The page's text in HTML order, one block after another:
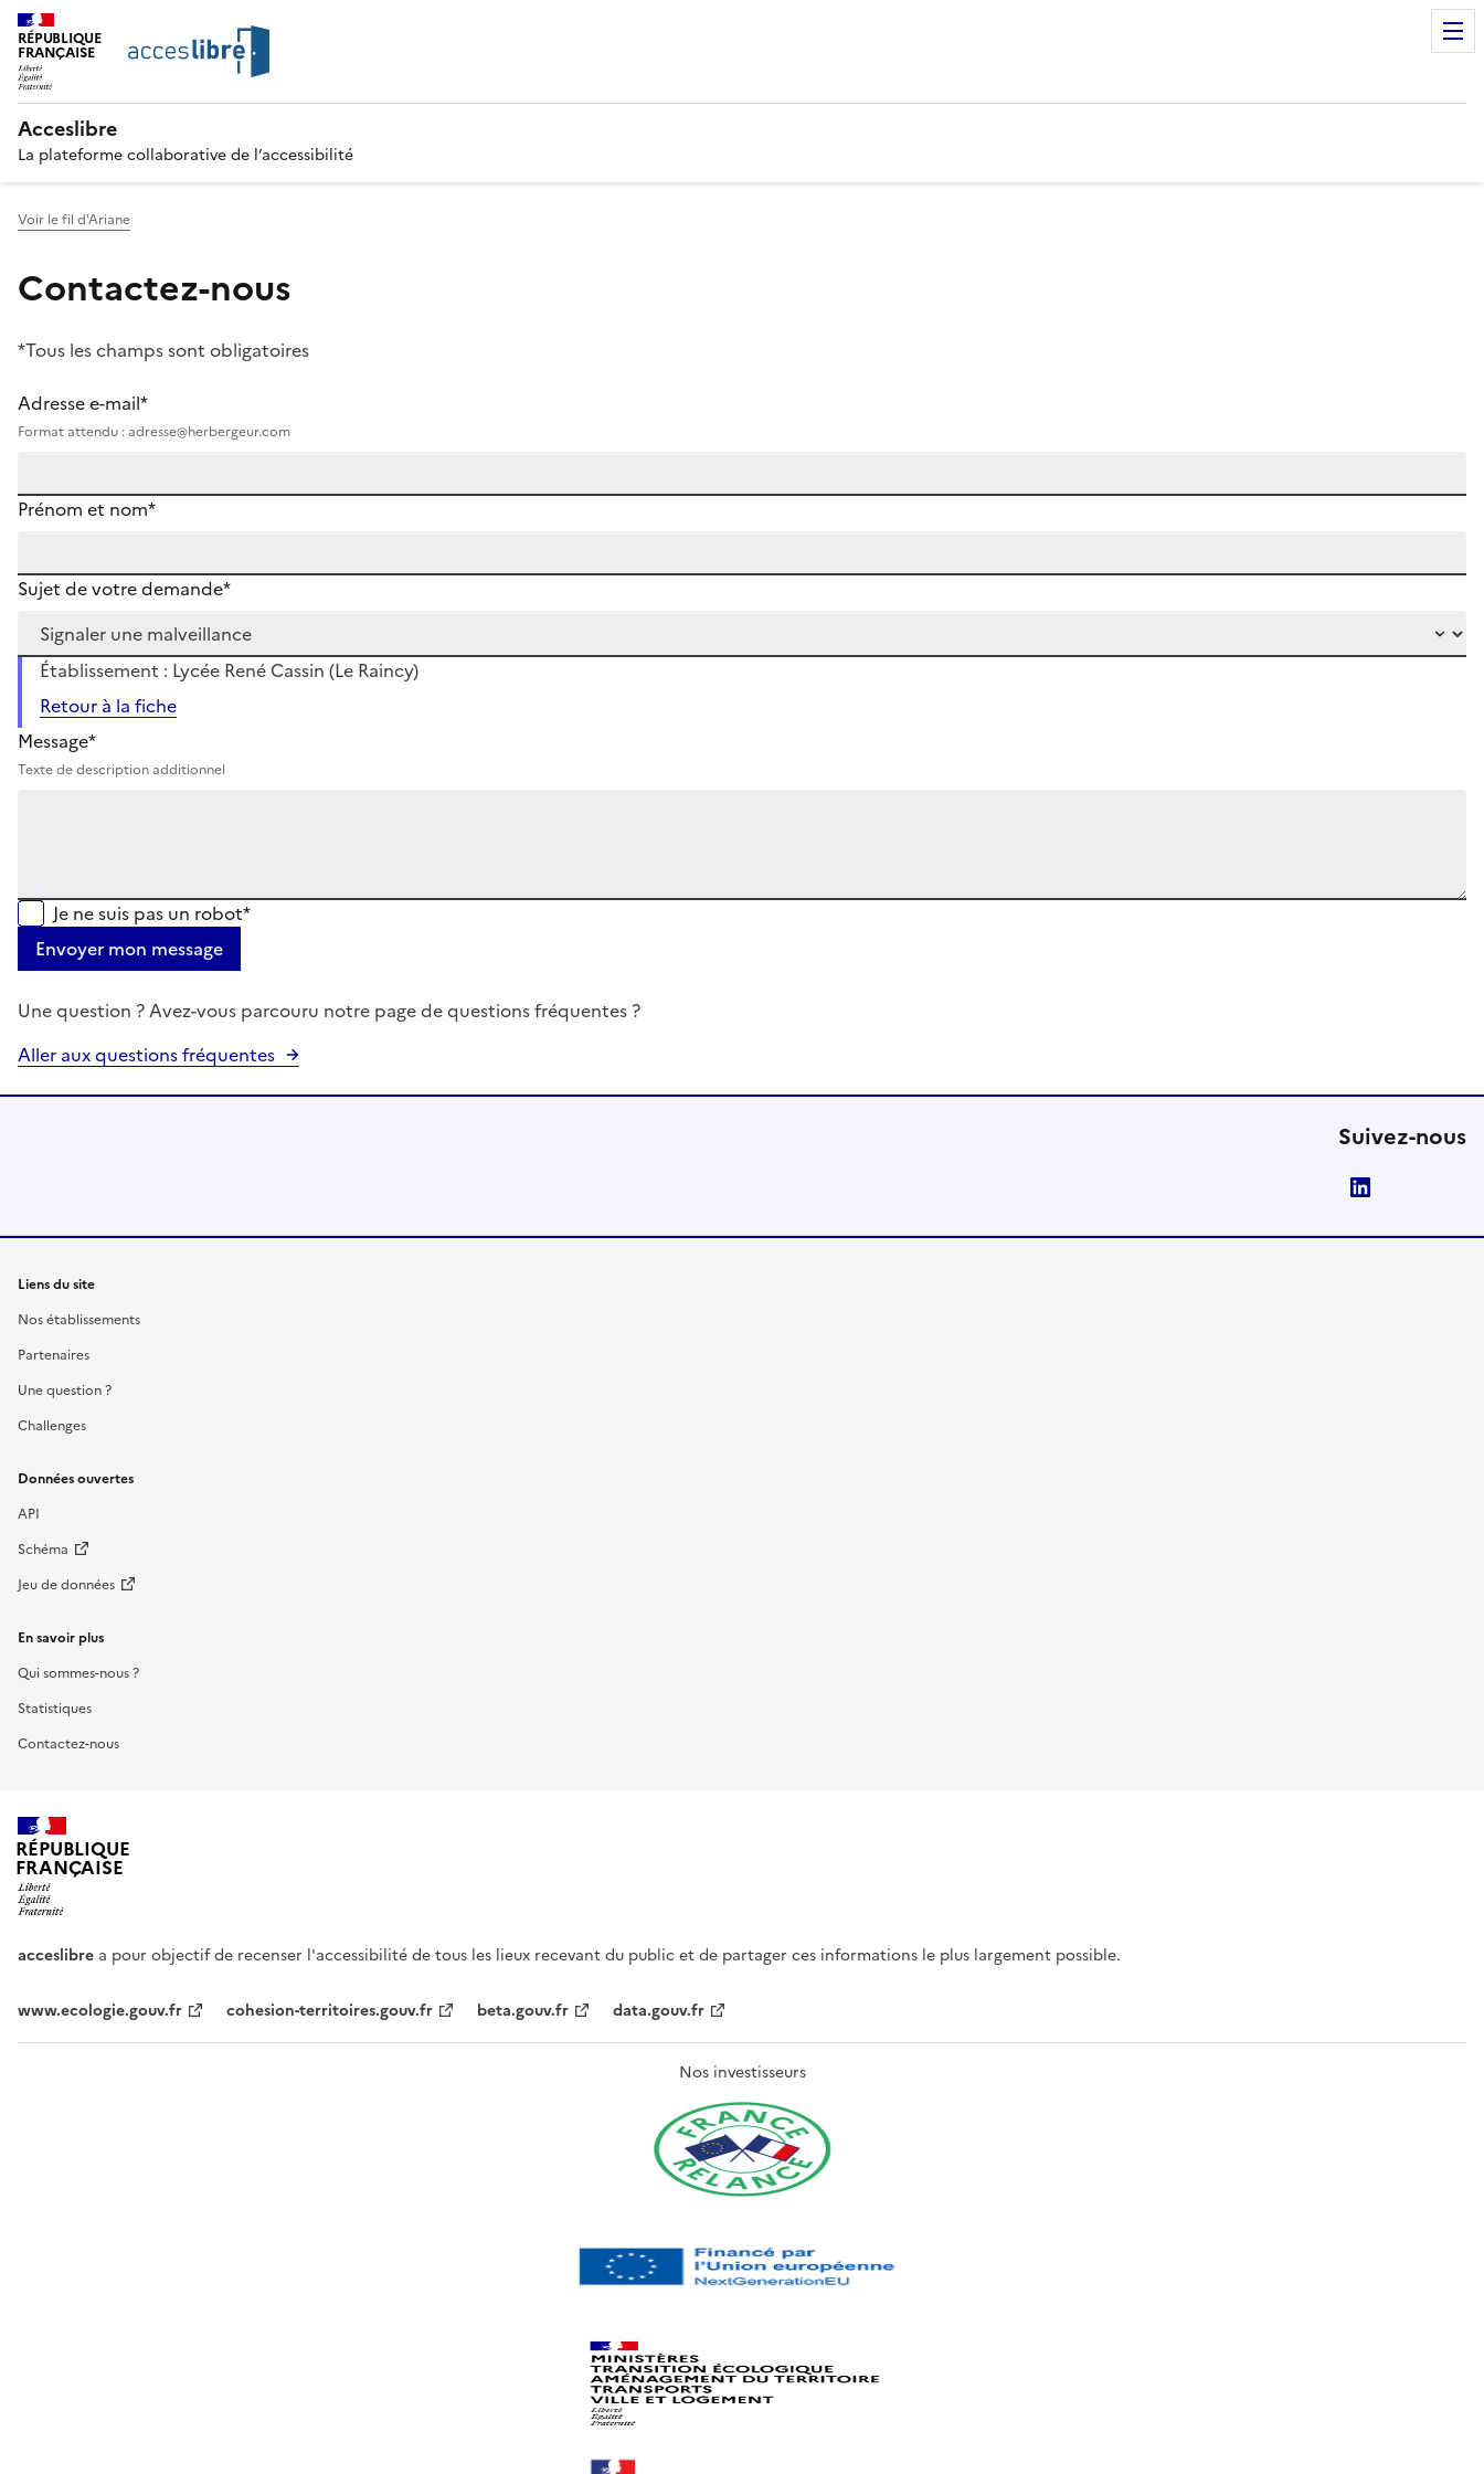
RÉPUBLIQUE
FRANÇAISE
Acceslibre
La plateforme collaborative de l’accessibilité
Voir le fil d'Ariane
Contactez-nous
*Tous les champs sont obligatoires
Adresse e-mail*
Format attendu : adresse@herbergeur.com
Prénom et nom*
Sujet de votre demande*
Établissement : Lycée René Cassin (Le Raincy)
Retour à la fiche
Message*
Texte de description additionnel
Je ne suis pas un robot*
Envoyer mon message
Une question ? Avez-vous parcouru notre page de questions fréquentes ?
Aller aux questions fréquentes
Suivez-nous
Liens du site
Nos établissements
Partenaires
Une question ?
Challenges
Données ouvertes
API
Schéma
Jeu de données
En savoir plus
Qui sommes-nous ?
Statistiques
Contactez-nous
RÉPUBLIQUE
FRANÇAISE
acceslibre a pour objectif de recenser l'accessibilité de tous les lieux recevant du public et de partager ces informations le plus largement possible.
www.ecologie.gouv.fr cohesion-territoires.gouv.fr beta.gouv.fr data.gouv.fr
Nos investisseurs